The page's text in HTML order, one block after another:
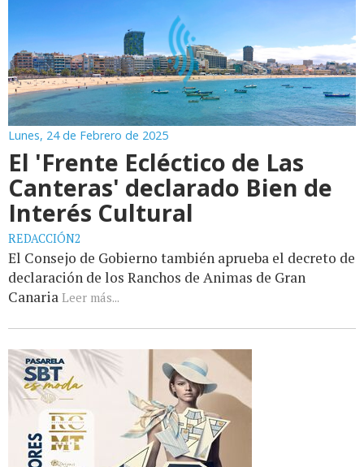
Lunes, 24 de Febrero de 2025
El 'Frente Ecléctico de Las
Canteras' declarado Bien de
Interés Cultural
REDACCIÓN2
El Consejo de Gobierno también aprueba el decreto de
declaración de los Ranchos de Animas de Gran
Canaria Leer más...